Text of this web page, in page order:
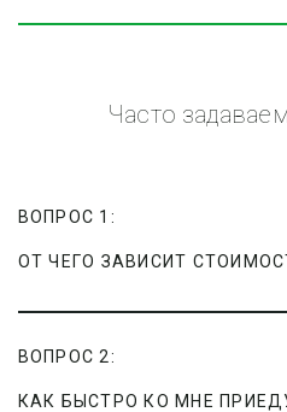
Часто
ВОПРОС 1:
ОТ ЧЕГО ЗАВИСИТ
ВОПРОС 2:
КАК БЫСТРО КО МНЕ